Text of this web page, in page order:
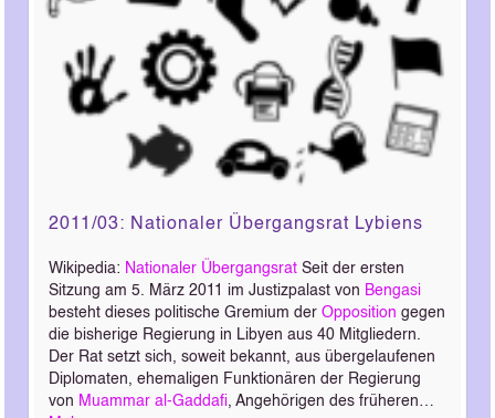
2011/03: Nationaler Übergangsrat Lybiens
Wikipedia: Nationaler Übergangsrat Seit der ersten
Sitzung am 5. März 2011 im Justizpalast von Bengasi
besteht dieses politische Gremium derOpposition gegen
die bisherige Regierung in Libyen aus 40 Mitgliedern.
Der Rat setzt sich, soweit bekannt, aus übergelaufenen
Diplomaten, ehemaligen Funktionären der Regierung
von Muammar al-Gaddafi, Angehörigen des früheren…